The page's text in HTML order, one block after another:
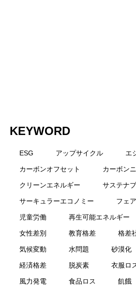
KEYWORD
ESG アップサイクル エ
カーボンオフセット カーボン
クリーンエネルギー サステナ
サーキュラーエコノミー フェ
児童労働 再生可能エネルギー
女性差別 教育格差 格差
気候変動 水問題 砂漠化
経済格差 脱炭素 衣服ロ
風力発電 食品ロス 飢餓